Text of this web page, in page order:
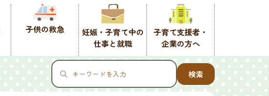
子供の救急
妊娠・子育て中の
仕事と就職
子育て支援者・
企業の方へ
検索